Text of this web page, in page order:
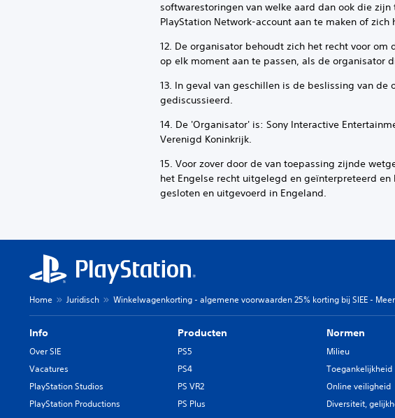
softwarestoringen van welke aard dan ook die
PlayStation Network-account aan te maken of
12. De organisator behoudt zich het recht voor
op elk moment aan te passen, als de organisator
13. In geval van geschillen is de beslissing van
gediscussieerd.
14. De 'Organisator' is: Sony Interactive
Verenigd Koninkrijk.
15. Voor zover door de van toepassing zijnde
het Engelse recht uitgelegd en geïnterpreteerd
gesloten en uitgevoerd in Engeland.
Home Juridisch Winkelwagenkorting - algemene voorwaarden 25% korting bij SIEE -
Info
Over SIE
Vacatures
PlayStation Studios
PlayStation Productions
Producten
PS5
PS4
PS VR2
PS Plus
Normen
Milieu
Toegankelijkheid
Online veiligheid
Diversiteit,